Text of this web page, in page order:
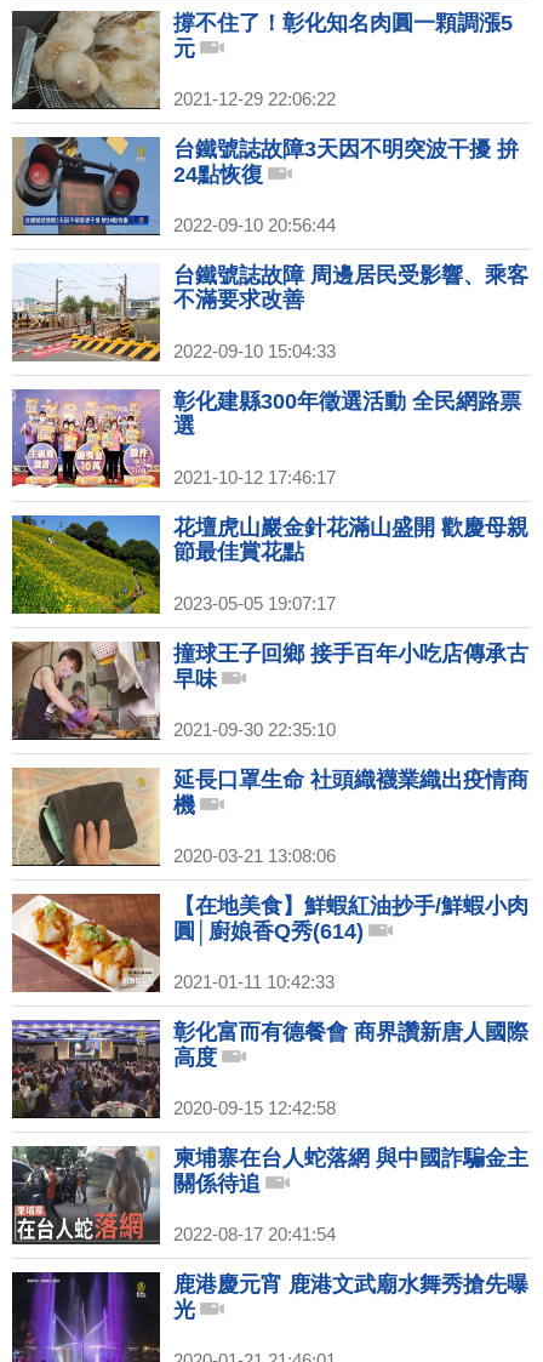
撐不住了！彰化知名肉圓一顆調漲5
元
2021-12-29 22:06:22
台鐵號誌故障3天因不明突波干擾 拚
24點恢復
2022-09-10 20:56:44
台鐵號誌故障 周邊居民受影響、乘客
不滿要求改善
2022-09-10 15:04:33
彰化建縣300年徵選活動 全民網路票
選
2021-10-12 17:46:17
花壇虎山巖金針花滿山盛開 歡慶母親
節最佳賞花點
2023-05-05 19:07:17
撞球王子回鄉 接手百年小吃店傳承古
早味
2021-09-30 22:35:10
延長口罩生命 社頭織襪業織出疫情商
機
2020-03-21 13:08:06
【在地美食】鮮蝦紅油抄手/鮮蝦小肉
圓│廚娘香Q秀(614)
2021-01-11 10:42:33
彰化富而有德餐會 商界讚新唐人國際
高度
2020-09-15 12:42:58
柬埔寨在台人蛇落網 與中國詐騙金主
關係待追
2022-08-17 20:41:54
鹿港慶元宵 鹿港文武廟水舞秀搶先曝
光